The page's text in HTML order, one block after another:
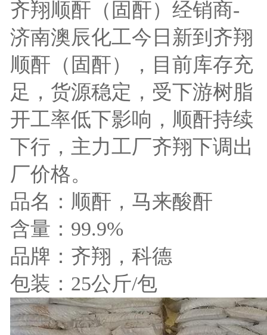
齐翔顺酐（固酐）经销商-
济南澳辰化工今日新到齐翔
顺酐（固酐），目前库存充
足，货源稳定，受下游树脂
开工率低下影响，顺酐持续
下行，主力工厂齐翔下调出
厂价格。
品名：顺酐，马来酸酐
含量：99.9%
品牌：齐翔，科德
包装：25公斤/包